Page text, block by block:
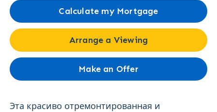
Calculate my Mortgage
Arrange a Viewing
Make an Offer
Эта красиво отремонтированная и